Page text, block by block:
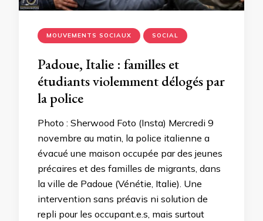
MOUVEMENTS SOCIAUX SOCIAL
Padoue, Italie : familles et
étudiants violemment délogés par
la police
Photo : Sherwood Foto (Insta) Mercredi 9
novembre au matin, la police italienne a
évacué une maison occupée par des jeunes
précaires et des familles de migrants, dans
la ville de Padoue (Vénétie, Italie). Une
intervention sans préavis ni solution de
repli pour les occupant.e.s, mais surtout